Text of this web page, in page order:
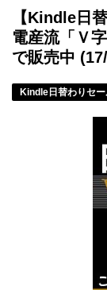
【Kindle日
電産流「Ｖ
で販売中
Kindle日替わりセ